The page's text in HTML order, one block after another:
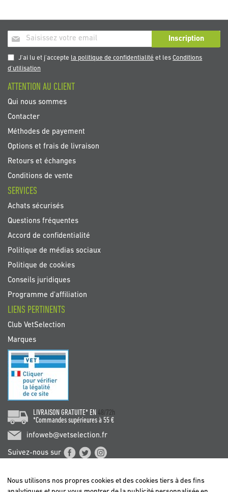
Inscription
à
notre
newsletter
Inscription
J'ai lu et j'accepte la politique de confidentialité et lesConditions
d'utilisation
ATTENTION AU CLIENT
Qui nous sommes
Contacter
Méthodes de payement
Options et frais de livraison
Retours et échanges
Conditions de vente
SERVICES
Achats sécurisés
Questions fréquentes
Accord de confidentialité
Politique de médias sociaux
Politique de cookies
Conseils juridiques
Programme d'affiliation
LIENS PERTINENTS
Club VetSelection
Marques
LIVRAISON GRATUITE* EN 48/72h
*Commandes supérieures à 55 €
infoweb@vetselection.fr
Suivez-nous sur
Nous utilisons nos propres cookies et des cookies tiers à des fins